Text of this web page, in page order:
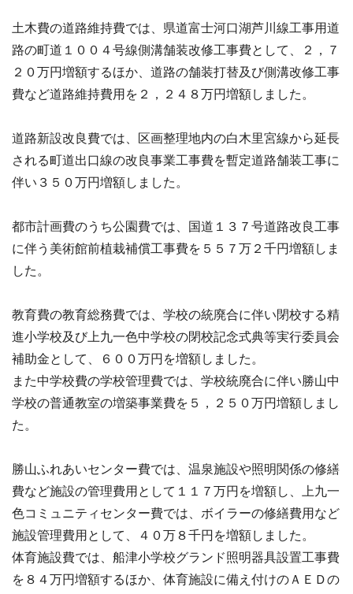
土木費の道路維持費では、県道富士河口湖芦川線工事用道
路の町道１００４号線側溝舗装改修工事費として、２，７
２０万円増額するほか、道路の舗装打替及び側溝改修工事
費など道路維持費用を２，２４８万円増額しました。
道路新設改良費では、区画整理地内の白木里宮線から延長
される町道出口線の改良事業工事費を暫定道路舗装工事に
伴い３５０万円増額しました。
都市計画費のうち公園費では、国道１３７号道路改良工事
に伴う美術館前植栽補償工事費を５５７万２千円増額しま
した。
教育費の教育総務費では、学校の統廃合に伴い閉校する精
進小学校及び上九一色中学校の閉校記念式典等実行委員会
補助金として、６００万円を増額しました。
また中学校費の学校管理費では、学校統廃合に伴い勝山中
学校の普通教室の増築事業費を５，２５０万円増額しまし
た。
勝山ふれあいセンター費では、温泉施設や照明関係の修繕
費など施設の管理費用として１１７万円を増額し、上九一
色コミュニティセンター費では、ボイラーの修繕費用など
施設管理費用として、４０万８千円を増額しました。
体育施設費では、船津小学校グランド照明器具設置工事費
を８４万円増額するほか、体育施設に備え付けのＡＥＤの